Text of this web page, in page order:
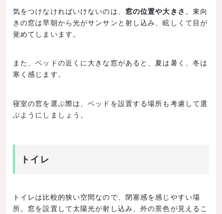
気をつけなければいけないのは、 窓の位置や大きさ 。東向
きの窓は早朝から光がサンサンと射し込み、眩しくて目が
覚めてしまいます。
また、ベッドの近くに大きな窓があると、夏は暑く、冬は
寒く感じます。
寝室の窓を選ぶ際は、ベッドを設置する場所も考慮して選
ぶようにしましょう。
トイレ
トイレは比較的狭い空間なので、閉塞感を感じやすい場
所。窓を設置して太陽光が射し込み、外の景色が見えるこ